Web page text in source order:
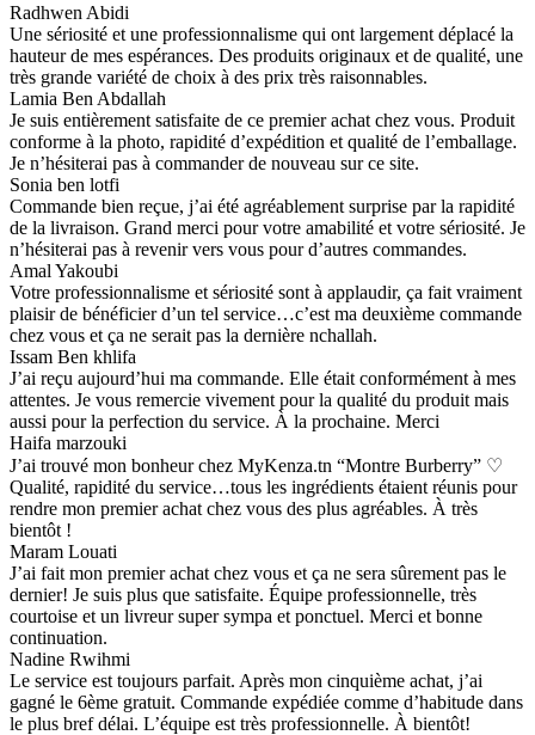
Radhwen Abidi
Une sériosité et une professionnalisme qui ont largement déplacé la
hauteur de mes espérances. Des produits originaux et de qualité, une
très grande variété de choix à des prix très raisonnables.
Lamia Ben Abdallah
Je suis entièrement satisfaite de ce premier achat chez vous. Produit
conforme à la photo, rapidité d’expédition et qualité de l’emballage.
Je n’hésiterai pas à commander de nouveau sur ce site.
Sonia ben lotfi
Commande bien reçue, j’ai été agréablement surprise par la rapidité
de la livraison. Grand merci pour votre amabilité et votre sériosité. Je
n’hésiterai pas à revenir vers vous pour d’autres commandes.
Amal Yakoubi
Votre professionnalisme et sériosité sont à applaudir, ça fait vraiment
plaisir de bénéficier d’un tel service…c’est ma deuxième commande
chez vous et ça ne serait pas la dernière nchallah.
Issam Ben khlifa
J’ai reçu aujourd’hui ma commande. Elle était conformément à mes
attentes. Je vous remercie vivement pour la qualité du produit mais
aussi pour la perfection du service. À la prochaine. Merci
Haifa marzouki
J’ai trouvé mon bonheur chez MyKenza.tn “Montre Burberry” ♡
Qualité, rapidité du service…tous les ingrédients étaient réunis pour
rendre mon premier achat chez vous des plus agréables. À très
bientôt !
Maram Louati
J’ai fait mon premier achat chez vous et ça ne sera sûrement pas le
dernier! Je suis plus que satisfaite. Équipe professionnelle, très
courtoise et un livreur super sympa et ponctuel. Merci et bonne
continuation.
Nadine Rwihmi
Le service est toujours parfait. Après mon cinquième achat, j’ai
gagné le 6ème gratuit. Commande expédiée comme d’habitude dans
le plus bref délai. L’équipe est très professionnelle. À bientôt!